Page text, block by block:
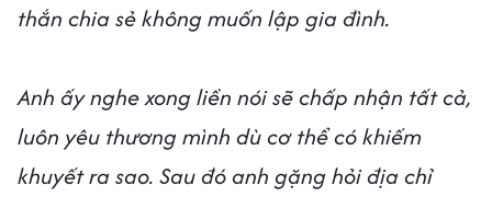
thắn chia sẻ không muốn lập gia đình.
Anh ấy nghe xong liền nói sẽ chấp nhận tất cả,
luôn yêu thương mình dù cơ thể có khiếm
khuyết ra sao. Sau đó anh gặng hỏi địa chỉ